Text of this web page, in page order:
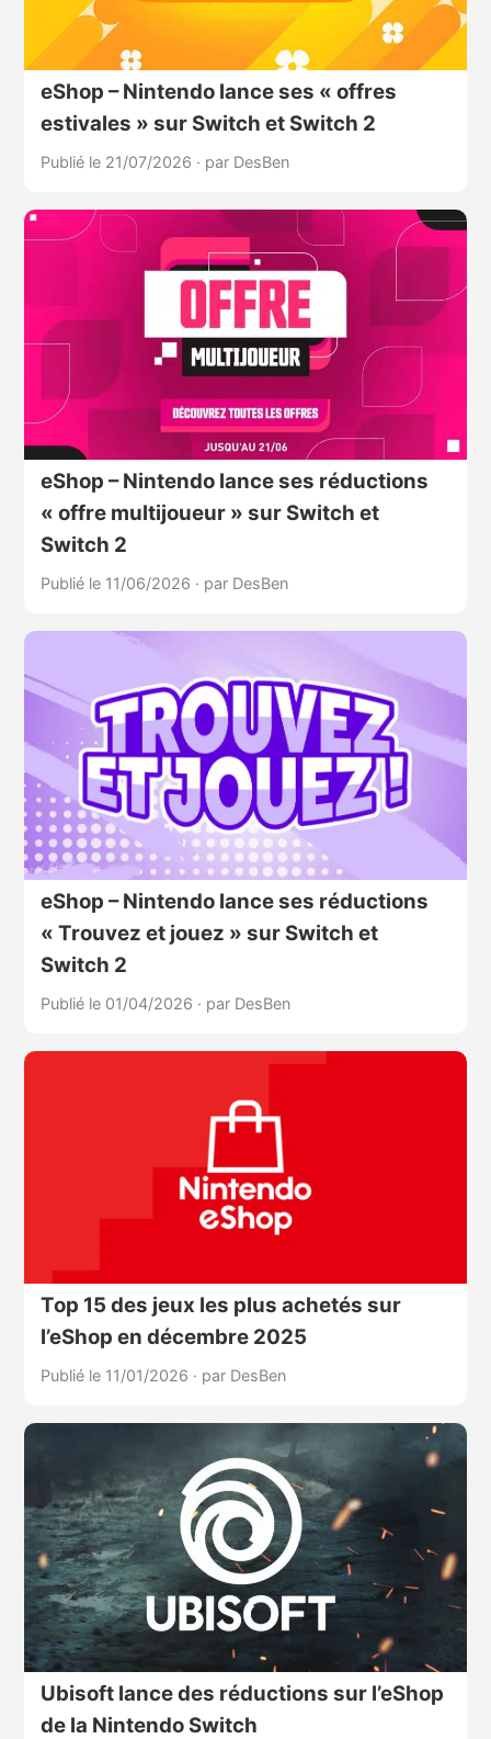
eShop – Nintendo lance ses « offres
estivales » sur Switch et Switch 2
Publié le 21/07/2026 · par DesBen
eShop – Nintendo lance ses réductions
« offre multijoueur » sur Switch et
Switch 2
Publié le 11/06/2026 · par DesBen
eShop – Nintendo lance ses réductions
« Trouvez et jouez » sur Switch et
Switch 2
Publié le 01/04/2026 · par DesBen
Top 15 des jeux les plus achetés sur
l’eShop en décembre 2025
Publié le 11/01/2026 · par DesBen
Ubisoft lance des réductions sur l’eShop
de la Nintendo Switch